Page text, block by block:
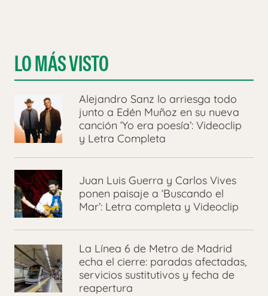
LO MÁS VISTO
Alejandro Sanz lo arriesga todo
junto a Edén Muñoz en su nueva
canción ‘Yo era poesía’: Videoclip
y Letra Completa
Juan Luis Guerra y Carlos Vives
ponen paisaje a ‘Buscando el
Mar’: Letra completa y Videoclip
La Línea 6 de Metro de Madrid
echa el cierre: paradas afectadas,
servicios sustitutivos y fecha de
reapertura